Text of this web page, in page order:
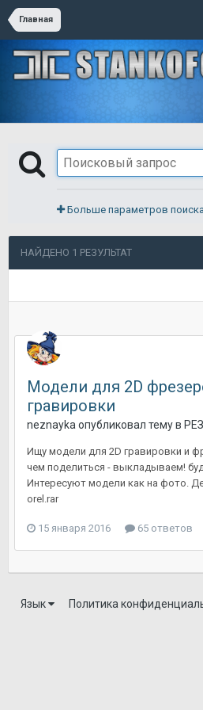
Главная
Больше параметров поиска
НАЙДЕНО 1 РЕЗУЛЬТАТ
Модели для 2D
гравировки
neznayka опубликовал тему в
Ищу модели для 2D гравировки и
чем поделиться - выкладываем!
Интересуют модели как на фото.
orel.rar
15 января 2016 65 ответов
Язык Политика